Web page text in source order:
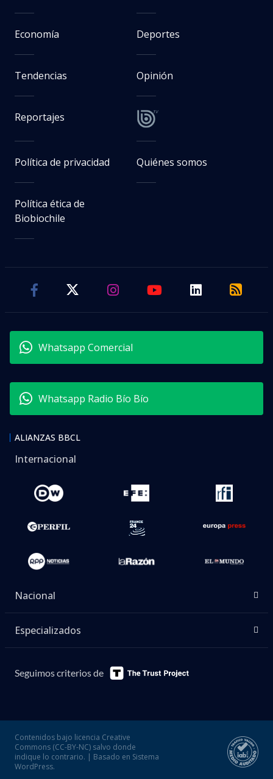
Economía Deportes
Tendencias Opinión
Reportajes
Política de privacidad Quiénes somos
Política ética de
Biobiochile
Whatsapp Comercial
Whatsapp Radio Bío Bío
ALIANZAS BBCL
Internacional
Nacional
Especializados
Seguimos criterios de
Contenidos bajo licencia Creative
Commons (CC-BY-NC) salvo donde
indique lo contrario. | Basado en Sistema
WordPress.